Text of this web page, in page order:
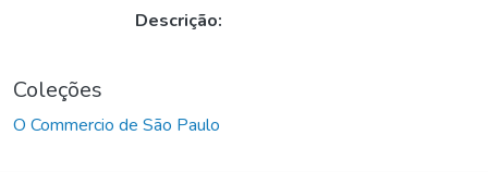
Descrição:
Coleções
O Commercio de São Paulo